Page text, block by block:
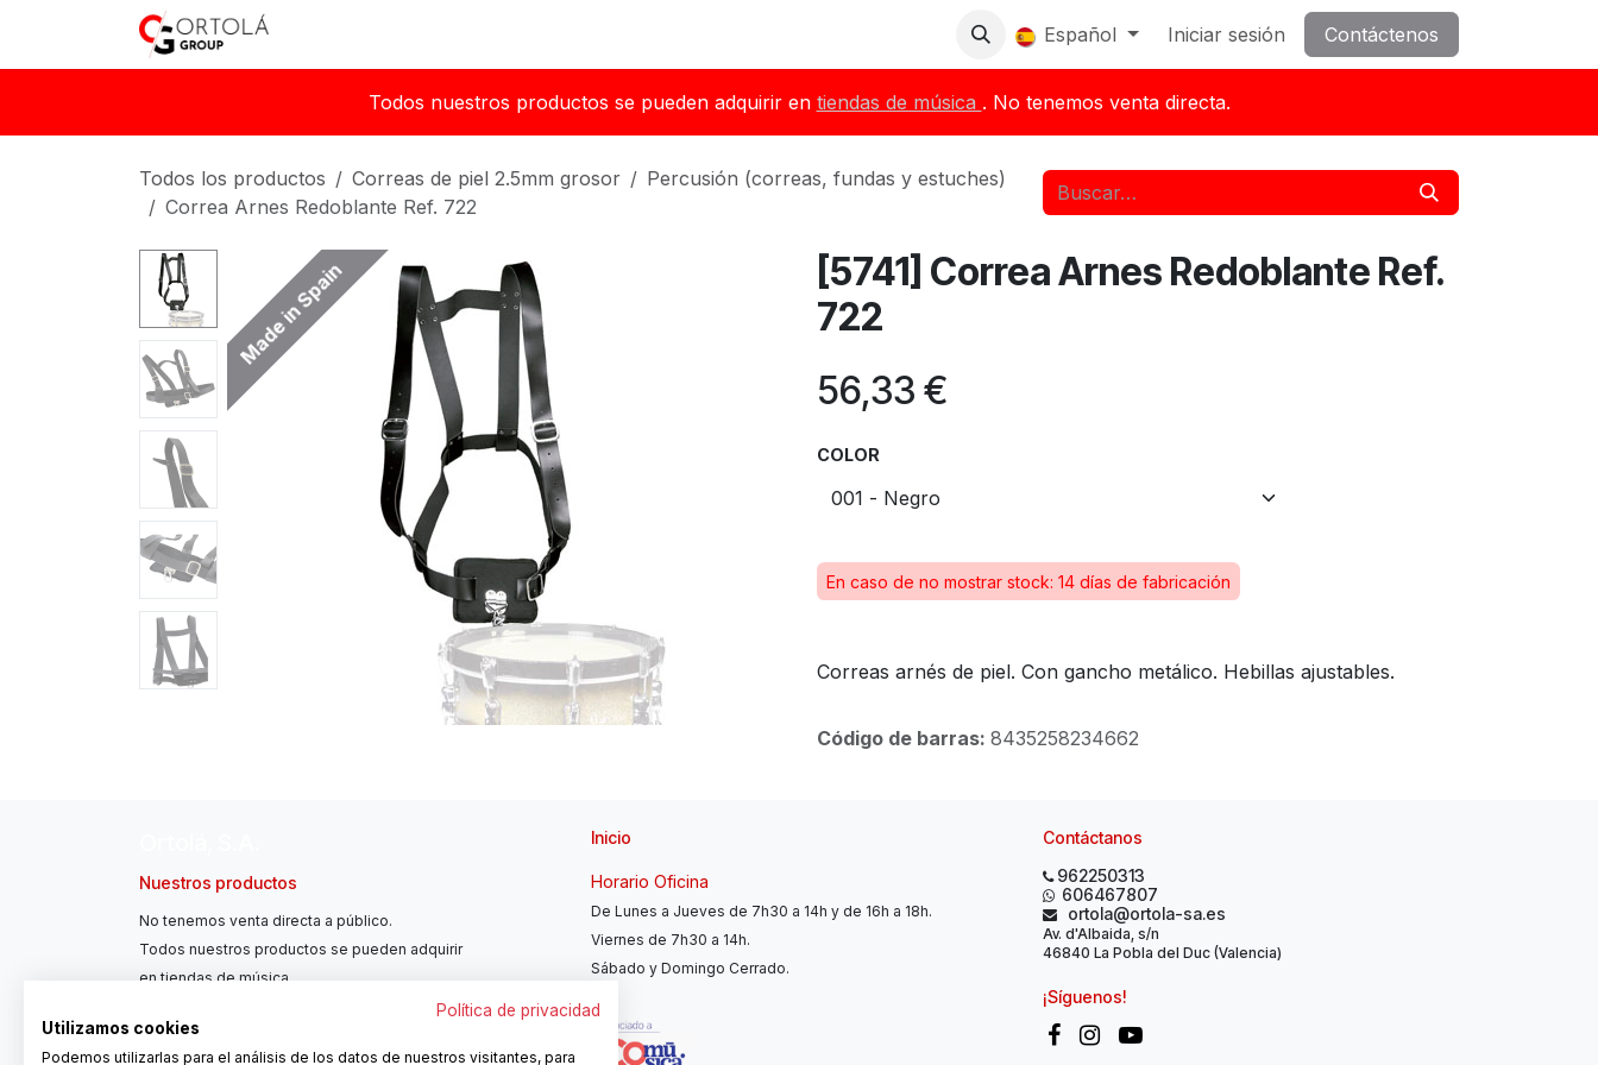
Español Iniciar sesión Contáctenos
Todos nuestros productos se pueden adquirir en tiendas de música . No tenemos venta directa.
Todos los productos Correas de piel 2.5mm grosor
Percusión (correas, fundas y estuches)
Correa Arnes Redoblante Ref. 722
Made in Spain
[5741] Correa Arnes Redoblante Ref.
722
56,33 €
COLOR
En caso de no mostrar stock: 14 días de fabricación
Correas arnés de piel. Con gancho metálico. Hebillas ajustables.
Código de barras: 8435258234662
Nuestros productos
No tenemos venta directa a público.
Todos nuestros productos se pueden adquirir
en tiendas de música.
Inicio
Horario Oficina
De Lunes a Jueves de 7h30 a 14h y de 16h a 18h.
Viernes de 7h30 a 14h.
Sábado y Domingo Cerrado.
Contáctanos
962250313
606467807
ortola@ortola-sa.es
Av. d'Albaida, s/n
46840 La Pobla del Duc (Valencia)
¡Síguenos!
Política de privacidad
Utilizamos cookies
Podemos utilizarlas para el análisis de los datos de nuestros visitantes, para